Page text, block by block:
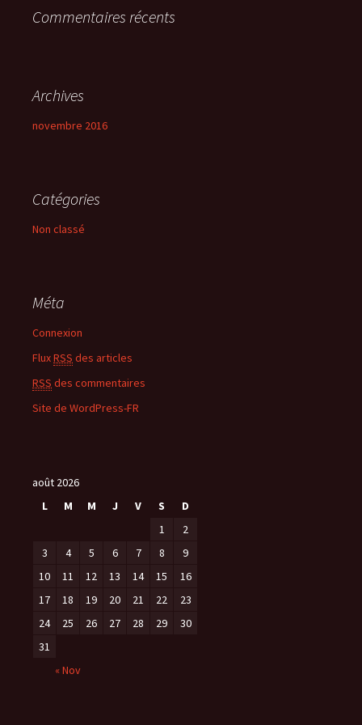
:Commentaires récents
Archives
novembre 2016
Catégories
Non classé
Méta
Connexion
FluxRSS des articles
RSS des commentaires
Site de WordPress-FR
août 2026
L
M M J V S D
« Nov
1
2
3
4 5 6 7 8
9
10
11 12 13 14 15
16
17
18 19 20 21 22
23
24
25 26 27 28 29
30
31